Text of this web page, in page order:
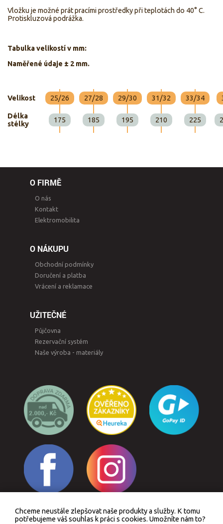
Vložku je možné prát pracími prostředky při teplotách do 40° C.
Protiskluzová podrážka.
Tabulka velikostí v mm:
Naměřené údaje ± 2 mm.
Velikost 25/26 27/28 29/30 31/32 33/34
Délka
stélky
175 185 195 210 225
O FIRMĚ
O nás
Kontakt
Elektromobilita
O NÁKUPU
Obchodní podmínky
Doručení a platba
Vrácení a reklamace
UŽITEČNÉ
Půjčovna
Rezervační systém
Naše výroba - materiály
Odstoupit od smlouvy
Chceme neustále zlepšovat naše produkty a služby. K tomu
potřebujeme váš souhlas k práci s cookies. Umožníte nám to?